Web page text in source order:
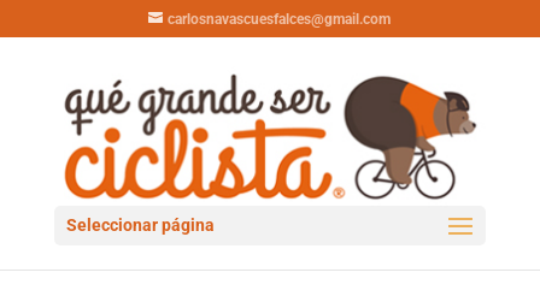
carlosnavascuesfalces@gmail.com
Seleccionar página